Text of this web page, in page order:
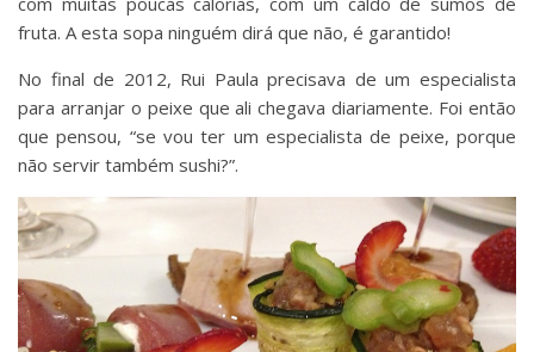
fruta. A esta sopa ninguém dirá que não, é garantido!
No final de 2012, Rui Paula precisava de um especialista
para arranjar o peixe que ali chegava diariamente. Foi então
que pensou, “se vou ter um especialista de peixe, porque
não servir também sushi?”.